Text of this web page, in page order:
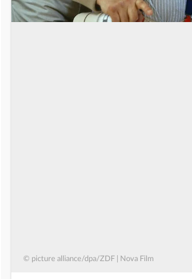
© picture alliance/dpa/ZDF | Nova Film